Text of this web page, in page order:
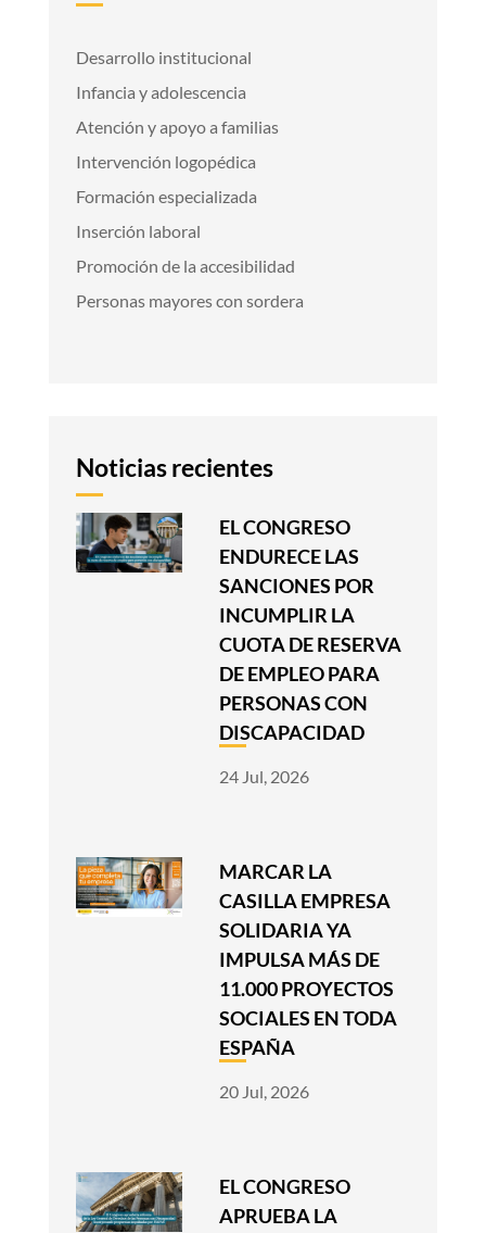
Desarrollo institucional
Infancia y adolescencia
Atención y apoyo a familias
Intervención logopédica
Formación especializada
Inserción laboral
Promoción de la accesibilidad
Personas mayores con sordera
EL CONGRESO
ENDURECE LAS
SANCIONES POR
INCUMPLIR LA
CUOTA DE RESERVA
DE EMPLEO PARA
PERSONAS CON
DISCAPACIDAD
24 Jul, 2026
MARCAR LA
CASILLA EMPRESA
SOLIDARIA YA
IMPULSA MÁS DE
11.000 PROYECTOS
SOCIALES EN TODA
ESPAÑA
20 Jul, 2026
EL CONGRESO
APRUEBA LA
Noticias recientes